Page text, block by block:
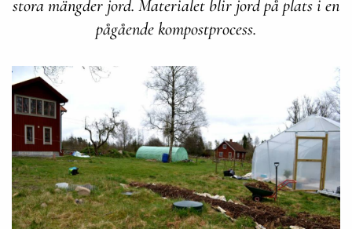
stora mängder jord. Materialet blir jord på plats i en
pågående kompostprocess.